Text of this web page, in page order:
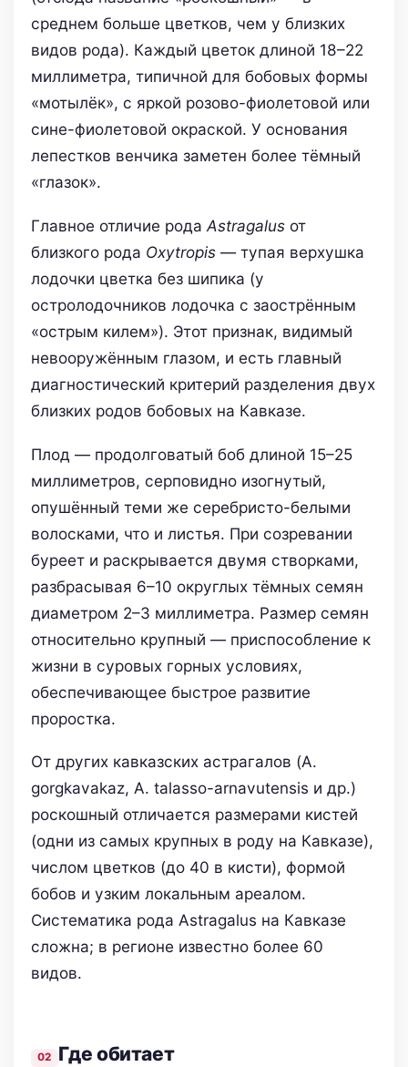
среднем больше цветков, чем у близких
видов рода). Каждый цветок длиной 18–22
миллиметра, типичной для бобовых формы
«мотылёк», с яркой розово-фиолетовой или
сине-фиолетовой окраской. У основания
лепестков венчика заметен более тёмный
«глазок».
Главное отличие рода Astragalusот
близкого рода Oxytropis— тупая верхушка
лодочки цветка без шипика (у
остролодочников лодочка с заострённым
«острым килем»). Этот признак, видимый
невооружённым глазом, и есть главный
диагностический критерий разделения двух
близких родов бобовых на Кавказе.
Плод — продолговатый боб длиной 15–25
миллиметров, серповидно изогнутый,
опушённый теми же серебристо-белыми
волосками, что и листья. При созревании
буреет и раскрывается двумя створками,
разбрасывая 6–10 округлых тёмных семян
диаметром 2–3 миллиметра. Размер семян
относительно крупный — приспособление к
жизни в суровых горных условиях,
обеспечивающее быстрое развитие
проростка.
От других кавказских астрагалов (A.
gorgkavakaz, A. talasso-arnavutensis и др.)
роскошный отличается размерами кистей
(одни из самых крупных в роду на Кавказе),
числом цветков (до 40 в кисти), формой
бобов и узким локальным ареалом.
Систематика рода Astragalus на Кавказе
сложна; в регионе известно более 60
видов.
Где обитает